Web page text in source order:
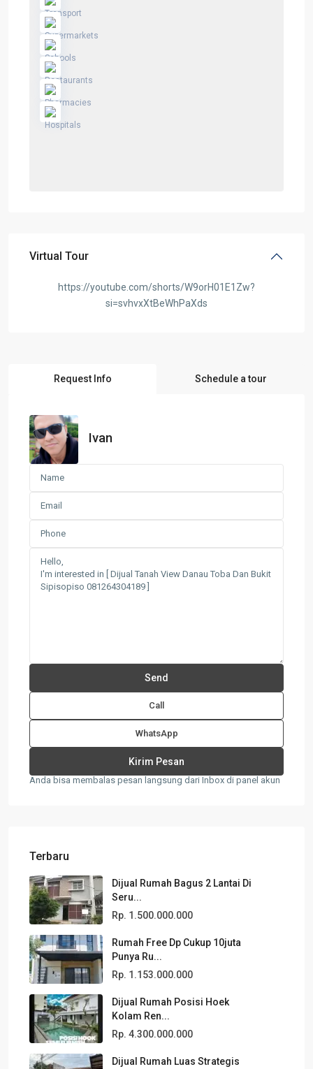
Virtual Tour
https://youtube.com/shorts/W9orH01E1Zw?
si=svhvxXtBeWhPaXds
Request Info Schedule a tour
Ivan
Call
WhatsApp
Anda bisa membalas pesan langsung dari Inbox di panel akun
Terbaru
Dijual Rumah Bagus 2 Lantai Di
Seru...
Rp. 1.500.000.000
Rumah Free Dp Cukup 10juta
Punya Ru...
Rp. 1.153.000.000
Dijual Rumah Posisi Hoek
Kolam Ren...
Rp. 4.300.000.000
Dijual Rumah Luas Strategis